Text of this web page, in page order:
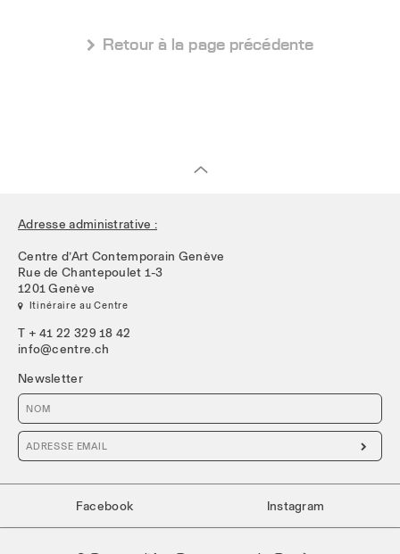
 Retour à la page précédente
Adresse administrative :
Centre d’Art Contemporain Genève
Rue de Chantepoulet 1-3
1201 Genève
 Itinéraire au Centre
T + 41 22 329 18 42
info@centre.ch
Newsletter

Facebook Instagram